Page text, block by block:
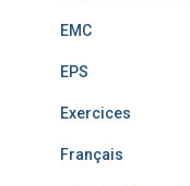
EMC
EPS
Exercices
Français